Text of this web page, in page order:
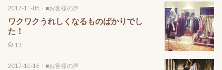
2017-11-05 ・ ■お客様の声
ワクワクうれしくなるものばかりでし
た！
13
2017-10-16 ・ ■お客様の声